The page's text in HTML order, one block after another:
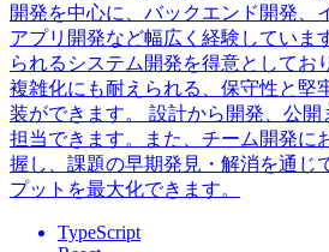
開発を中心に、バックエンド開発、
アプリ開発など幅広く経験していま
られるシステム開発を得意としてお
複雑化にも耐えられる、保守性と堅
装ができます。 設計から開発、公
担当できます。また、チーム開発に
握し、課題の早期発見・解消を通じ
プットを最大化できます。
TypeScript